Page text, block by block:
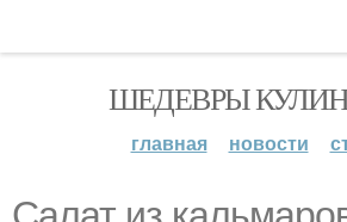
ШЕДЕВРЫ
главная новости